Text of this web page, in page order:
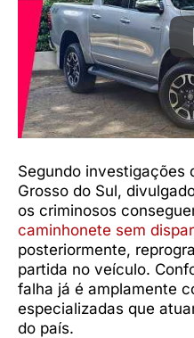
Segundo investigações
Grosso do Sul,
os criminosos
caminhonete sem
posteriormente,
partida no veículo.
falha já é amplamente
especializadas que
do país.